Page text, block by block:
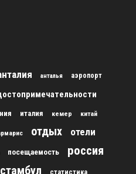
анталья аэропорт
италия кемер китай
отдых
отели
посещаемость россия
стамбул статистика